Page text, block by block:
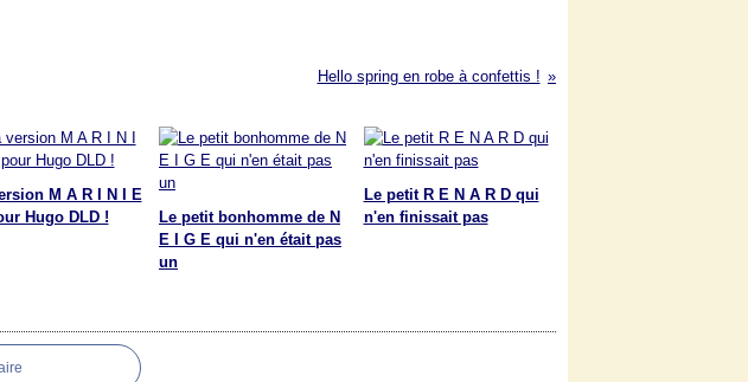
Hello spring en robe à confettis !
M A R I N I E
Hugo DLD !
Le petit bonhomme de N
E I G E qui n'en était pas
un
Le petit R E N A R D qui
n'en finissait pas